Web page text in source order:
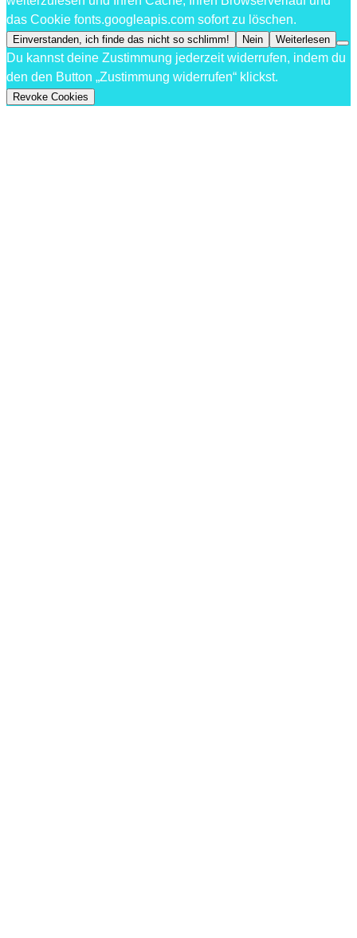
das Cookie fonts.googleapis.com sofort zu löschen.
Einverstanden, ich finde das nicht so schlimm! Nein Weiterlesen
Du kannst deine Zustimmung jederzeit widerrufen, indem du
den den Button „Zustimmung widerrufen“ klickst.
Revoke Cookies